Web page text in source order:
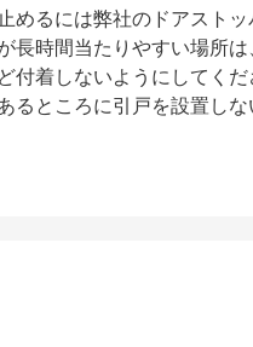
めるには弊社のドアスト
長時間当たりやすい場所
着しないようにしてくだ
るところに引戸を設置し